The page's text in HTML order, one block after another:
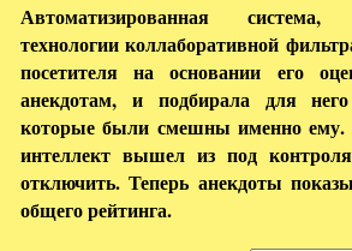
Автоматизированная
технологии коллаборативной
посетителя на основании его
анекдотам, и подбирала для
которые были смешны именно ему.
интеллект вышел из под
отключить. Теперь анекдоты
общего рейтинга.